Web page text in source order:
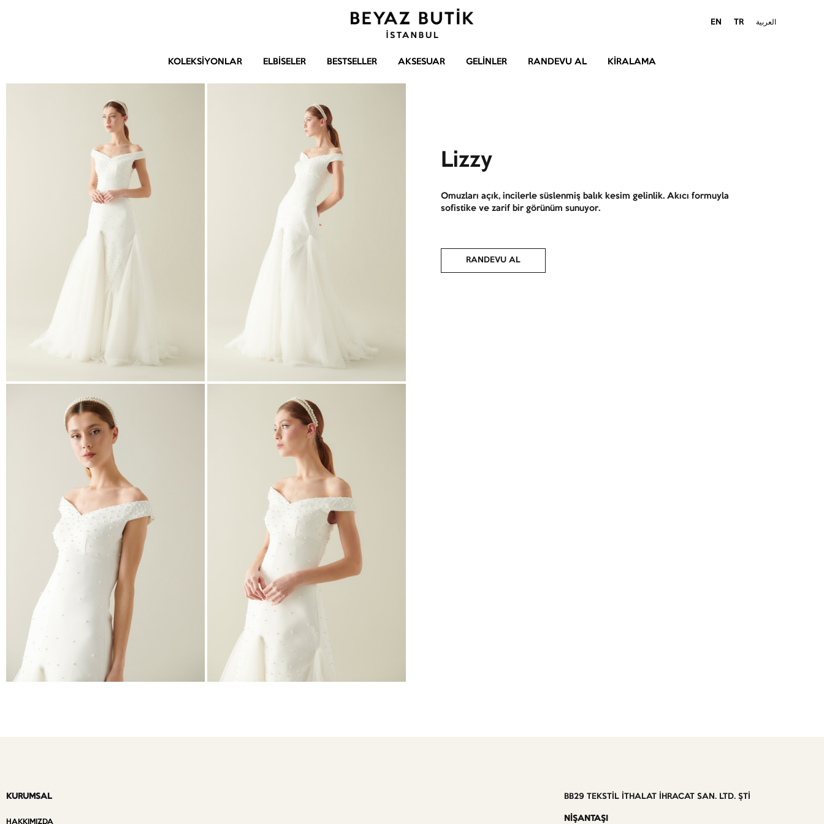
Abiye
EN TR العربية
KOLEKSIYONLAR ELBISELER BESTSELLER AKSESUAR GELINLER RANDEVU AL KIRALAMA
Lizzy
Omuzları açık, incilerle süslenmiş balık kesim gelinlik. Akıcı formuyla
sofistike ve zarif bir görünüm sunuyor.
RANDEVU AL
KURUMSAL
HAKKIMIZDA
BB29 TEKSTİL İTHALAT İHRACAT SAN. LTD. ŞTİ
NİŞANTAŞI